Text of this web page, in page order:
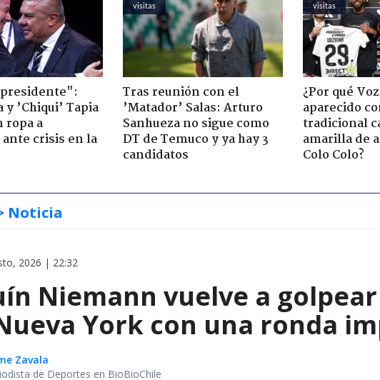
’Chiqui’ Tapia
ropa a
crisis en la
visitas
Tras reunión con el
’Matador’ Salas: Arturo
Sanhueza no sigue como
DT de Temuco y ya hay 3
candidatos
visitas
¿Por qué
aparecido
tradicional
amarilla de
Colo Colo?
Noticia
2026 | 22:32
Niemann vuelve a
York con una ronda
Zavala
de Deportes en BioBioChile